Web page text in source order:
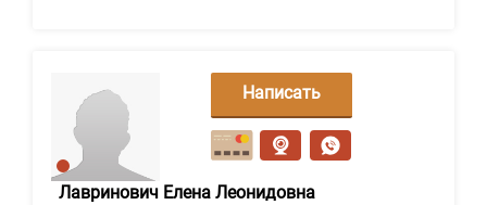
Лавринович Елена Леонидовна
Написать
сообщение